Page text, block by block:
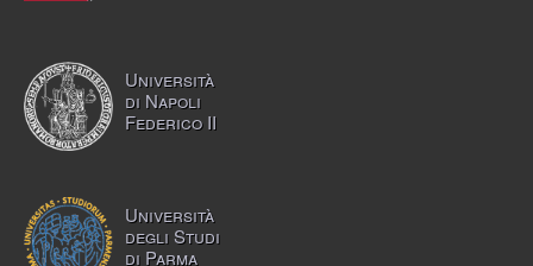
Università
di Napoli
Federico II
Università
degli Studi
di Parma